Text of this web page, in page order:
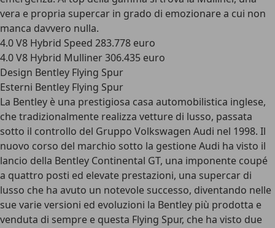
vera e propria supercar in grado di emozionare a cui non
manca davvero nulla.
4.0 V8 Hybrid Speed 283.778 euro
4.0 V8 Hybrid Mulliner 306.435 euro
Design Bentley Flying Spur
Esterni Bentley Flying Spur
La Bentley è una prestigiosa casa automobilistica inglese,
che tradizionalmente realizza vetture di lusso, passata
sotto il controllo del Gruppo Volkswagen Audi nel 1998. Il
nuovo corso del marchio sotto la gestione Audi ha visto il
lancio della Bentley Continental GT, una imponente coupé
a quattro posti ed elevate prestazioni, una supercar di
lusso che ha avuto un notevole successo, diventando nelle
sue varie versioni ed evoluzioni la Bentley più prodotta e
venduta di sempre e questa Flying Spur, che ha visto due